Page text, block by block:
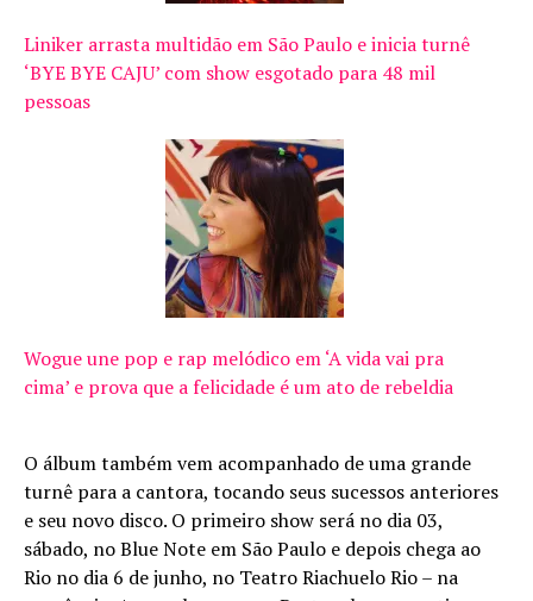
Liniker arrasta multidão em São Paulo e inicia turnê
‘BYE BYE CAJU’ com show esgotado para 48 mil
pessoas
Wogue une pop e rap melódico em ‘A vida vai pra
cima’ e prova que a felicidade é um ato de rebeldia
O álbum também vem acompanhado de uma grande
turnê para a cantora, tocando seus sucessos anteriores
e seu novo disco. O primeiro show será no dia 03,
sábado, no Blue Note em São Paulo e depois chega ao
Rio no dia 6 de junho, no Teatro Riachuelo Rio – na